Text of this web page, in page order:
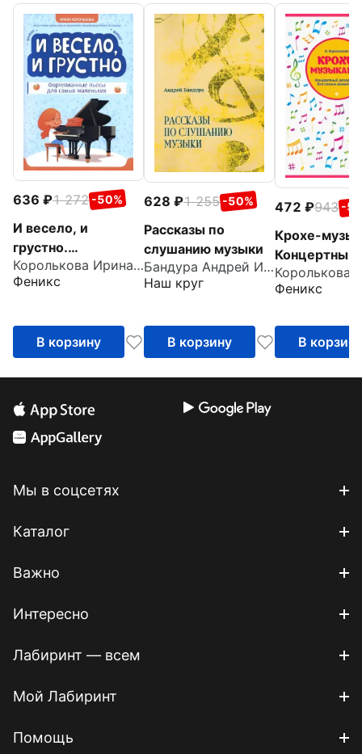
636 1 272 -50%
И весело, и
грустно.
Фортепианные
пьесы для самых
Королькова Ирина Станиславовна
Феникс
В корзину
628 1 255 -50%
Рассказы по
слушанию музыки
Бандура Андрей Иванович
Наш круг
В корзину
472 943 -
Крохе-
Концертный
репертуар.
Феникс
В корзину
Мы в соцсетях
Каталог
Важно
Интересно
Лабиринт — всем
Мой Лабиринт
Помощь